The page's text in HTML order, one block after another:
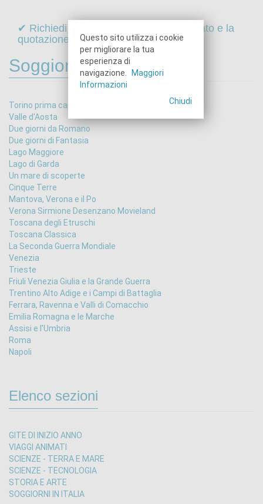
✔ Richiedi online il programma dettagliato e la
quotazione di questo viaggio
Soggiorni in Italia
Torino prima capitale d'Italia
Valle d'Aosta
Due giorni da Romano
Due giorni di Fantasia
Lago Maggiore
Lago di Garda
Un mare di scoperte
Cinque Terre
Mantova, Verona e il Po
Verona Sirmione Desenzano Movieland
Toscana degli Etruschi
Toscana Classica
La Seconda Guerra Mondiale
Venezia
Trieste
Friuli Venezia Giulia e la Grande Guerra
Trentino Alto Adige e i Campi di Battaglia
Ferrara, Ravenna e Valli di Comacchio
Emilia Romagna e le Marche
Assisi e l'Umbria
Roma
Napoli
Elenco sezioni
GITE DI INIZIO ANNO
VIAGGI ANIMATI
SCIENZE - TERRA E MARE
SCIENZE - TECNOLOGIA
STORIA E ARTE
SOGGIORNI IN ITALIA
Questo sito utilizza i cookie
per migliorare la tua
esperienza di
navigazione.
Maggiori
Informazioni
Chiudi